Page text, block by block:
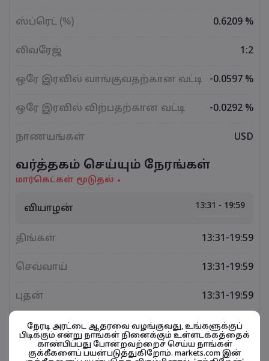
Emma Rose
BOJ Warns of Japan Stock Market
ஸ்ப்ரெட் (%) 0.6209 %
லிவரேஜ் 1:2
ஒரே இரவில் வாங்குவதற்கான வட்டி -0.0597 %
ஒரே இரவில் விற்பதற்கான வட்டி -0.0292 %
நாணயங்கள் USD
வர்த்தகம் செய்யும் நேரங்கள்
மார்கெட்கள் மூடுதல்
வியாழன் 13:31 - 19:59
திங்கள் 13:31-19:59
செவ்வாய் 13:31-19:59
புதன் 13:31-19:59
வெள்ளி 13:31-19:59
நேரடி அரட்டை ஆதரவை வழங்குவது, உங்களுக்குப்
பிடிக்கும் என்று நாங்கள் நினைக்கும் உள்ளடக்கத்தைக்
காண்பிப்பது போன்றவற்றைச் செய்ய நாங்கள்
குக்கீகளைப் பயன்படுத்துகிறோம். markets.com இன்